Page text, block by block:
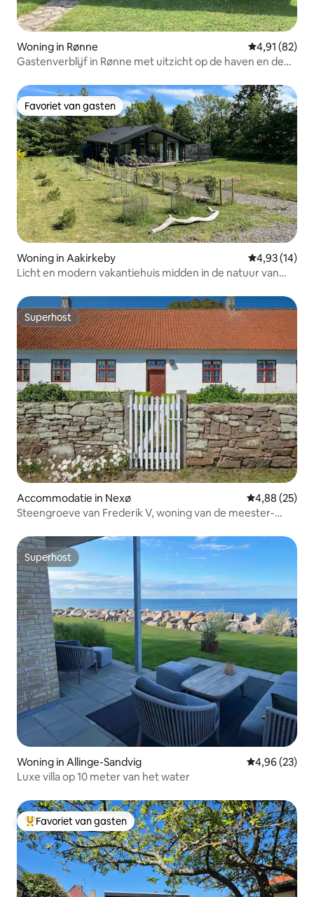
Woning in Rønne Gemiddelde
4,91 (82)
Gastenverblijf in Rønne met uitzicht op de haven en de
Favoriet van gasten
Favoriet van gasten
Woning in Aakirkeby Gemiddelde
4,93 (14)
Licht en modern vakantiehuis midden in de natuur van
Superhost
Superhost
Accommodatie in Nexø Gemiddelde
4,88 (25)
Steengroeve van Frederik V, woning van de meester-
Superhost
Superhost
Woning in Allinge-Sandvig Gemiddelde
4,96 (23)
Luxe villa op 10 meter van het water
Topfavoriet van gasten
Favoriet van gasten